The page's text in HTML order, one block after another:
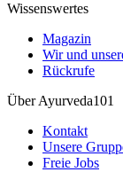
Wissenswertes
Magazin
Wir und
Rückrufe
Über Ayurveda101
Kontakt
Unsere
Freie Jobs